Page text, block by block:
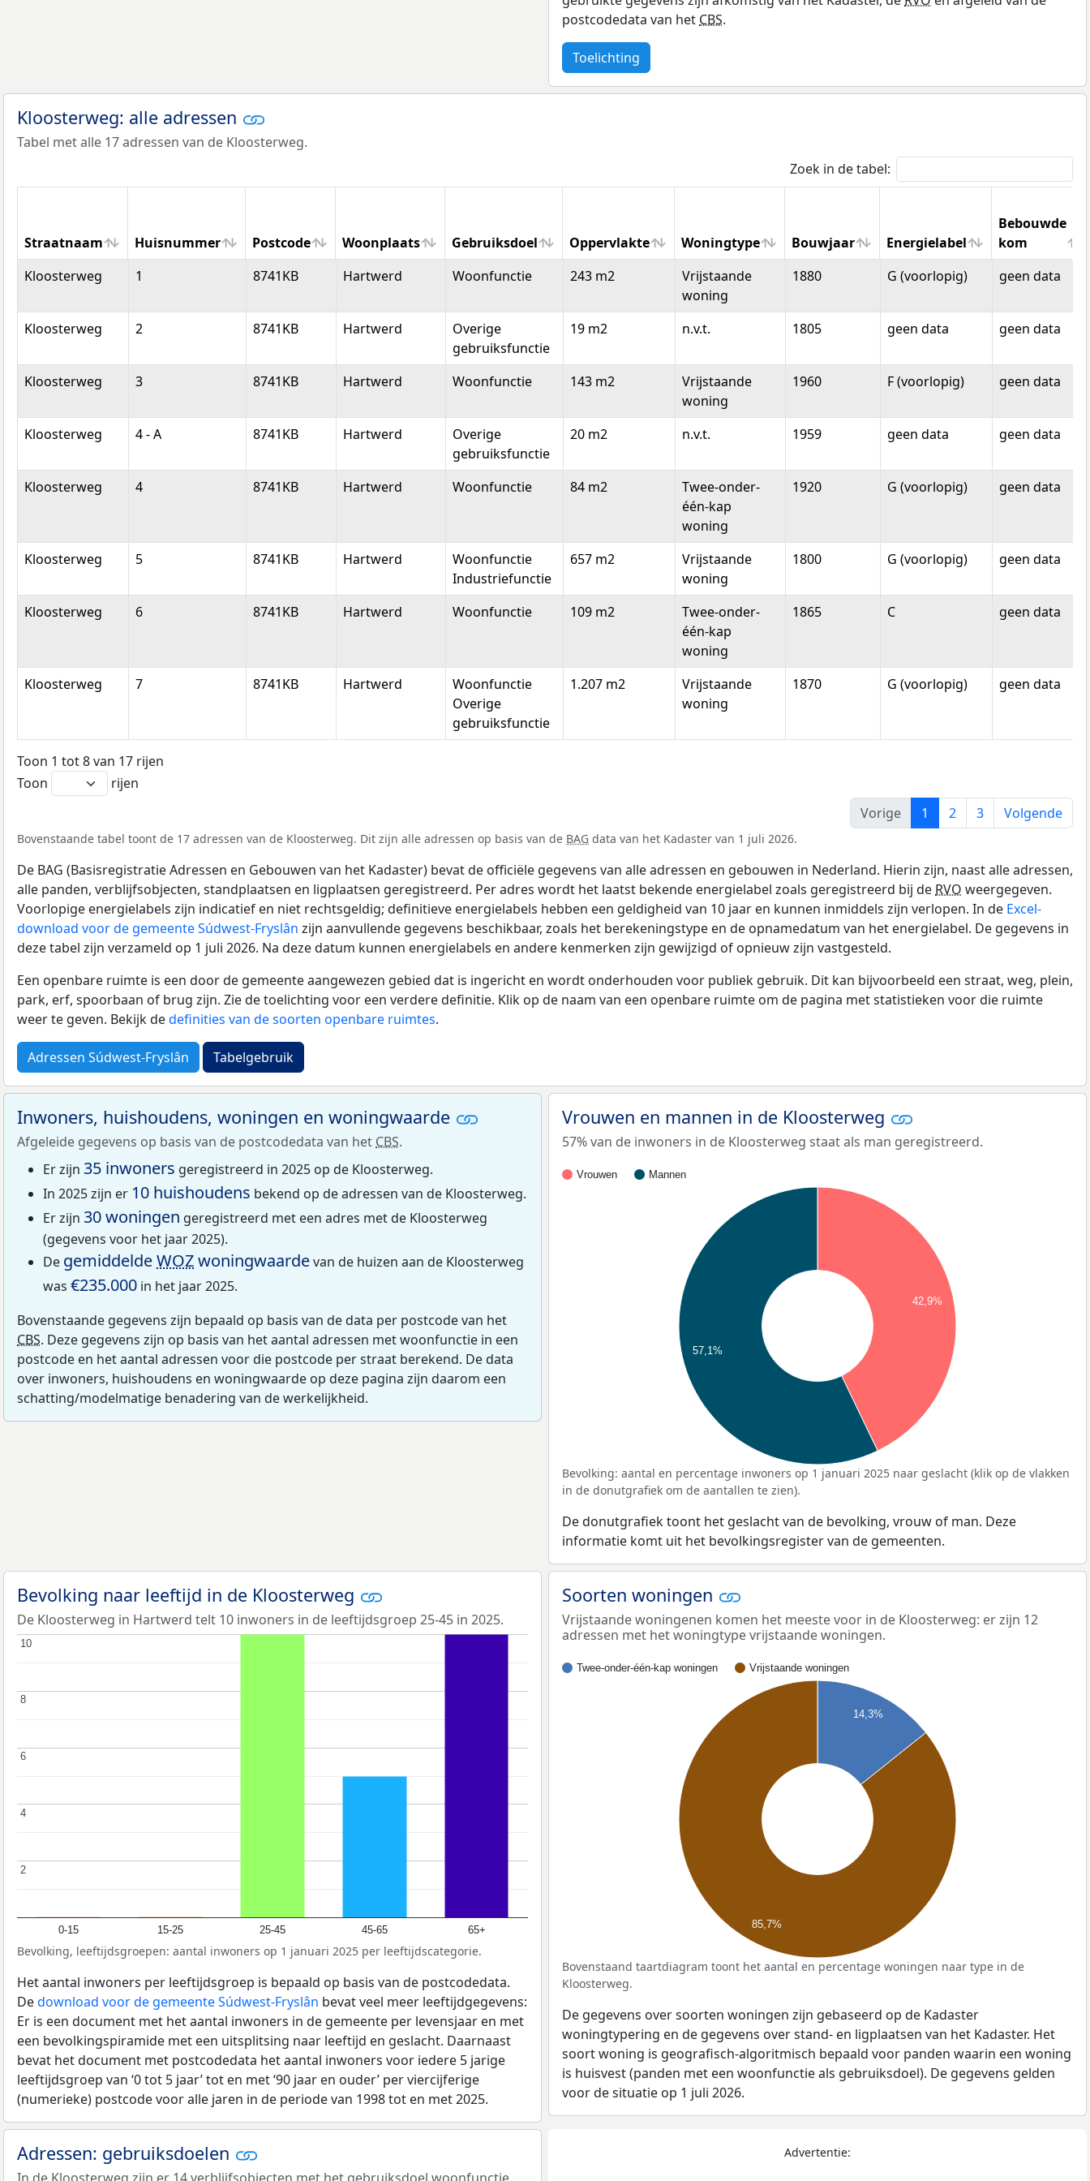
postcodedata van het CBS.
Toelichting
Kloosterweg: alle adressen
Tabel met alle 17 adressen van de Kloosterweg.
Zoek in de tabel:
Straatnaam Huisnummer Postcode Woonplaats Gebruiksdoel Oppervlakte Woningtype Bouwjaar Energielabel
Bebouwde
kom
Straatnaam
Huisnummer Postcode Woonplaats Gebruiksdoel Oppervlakte Woningtype Bouwjaar Energielabel
Bebouwde
kom
Kloosterweg 1 8741KB Hartwerd Woonfunctie 243 m2
Vrijstaande
woning
1880 G (voorlopig) geen data
Kloosterweg 2 8741KB Hartwerd
Overige
gebruiksfunctie
19 m2 n.v.t. 1805 geen data geen data
Kloosterweg 3 8741KB Hartwerd Woonfunctie 143 m2
Vrijstaande
woning
1960 F (voorlopig) geen data
Kloosterweg 4 - A 8741KB Hartwerd
Overige
gebruiksfunctie
20 m2 n.v.t. 1959 geen data geen data
Kloosterweg 4 8741KB Hartwerd Woonfunctie 84 m2
Twee-onder-
één-kap
woning
1920 G (voorlopig) geen data
Kloosterweg 5 8741KB Hartwerd
Woonfunctie
Industriefunctie
657 m2
Vrijstaande
woning
1800 G (voorlopig) geen data
Kloosterweg 6 8741KB Hartwerd Woonfunctie 109 m2
Twee-onder-
één-kap
woning
1865 C geen data
Kloosterweg 7 8741KB Hartwerd
Woonfunctie
Overige
gebruiksfunctie
1.207 m2
Vrijstaande
woning
1870 G (voorlopig) geen data
Toon 1 tot 8 van 17 rijen
Toon
rijen
Vorige
1 2 3 Volgende
Bovenstaande tabel toont de 17 adressen van de Kloosterweg. Dit zijn alle adressen op basis van de BAG data van het Kadaster van 1 juli 2026.
De BAG (Basisregistratie Adressen en Gebouwen van het Kadaster) bevat de officiële gegevens van alle adressen en gebouwen in Nederland. Hierin zijn, naast alle adressen,
alle panden, verblijfsobjecten, standplaatsen en ligplaatsen geregistreerd. Per adres wordt het laatst bekende energielabel zoals geregistreerd bij de RVO weergegeven.
Voorlopige energielabels zijn indicatief en niet rechtsgeldig; definitieve energielabels hebben een geldigheid van 10 jaar en kunnen inmiddels zijn verlopen. In de Excel-
download voor de gemeente Súdwest-Fryslân zijn aanvullende gegevens beschikbaar, zoals het berekeningstype en de opnamedatum van het energielabel. De gegevens in
deze tabel zijn verzameld op 1 juli 2026. Na deze datum kunnen energielabels en andere kenmerken zijn gewijzigd of opnieuw zijn vastgesteld.
Een openbare ruimte is een door de gemeente aangewezen gebied dat is ingericht en wordt onderhouden voor publiek gebruik. Dit kan bijvoorbeeld een straat, weg, plein,
park, erf, spoorbaan of brug zijn. Zie de toelichting voor een verdere definitie. Klik op de naam van een openbare ruimte om de pagina met statistieken voor die ruimte
weer te geven. Bekijk dedefinities van de soorten openbare ruimtes.
Adressen Súdwest-Fryslân Tabelgebruik
Inwoners, huishoudens, woningen en woningwaarde
Afgeleide gegevens op basis van de postcodedata van het CBS.
Er zijn 35 inwoners geregistreerd in 2025 op de Kloosterweg.
In 2025 zijn er 10 huishoudens bekend op de adressen van de Kloosterweg.
Er zijn 30 woningen geregistreerd met een adres met de Kloosterweg
(gegevens voor het jaar 2025).
De gemiddeldeWOZwoningwaardevan de huizen aan de Kloosterweg
was €235.000 in het jaar 2025.
Bovenstaande gegevens zijn bepaald op basis van de data per postcode van het
CBS. Deze gegevens zijn op basis van het aantal adressen met woonfunctie in een
postcode en het aantal adressen voor die postcode per straat berekend. De data
over inwoners, huishoudens en woningwaarde op deze pagina zijn daarom een
schatting/modelmatige benadering van de werkelijkheid.
Vrouwen en mannen in de Kloosterweg
57% van de inwoners in de Kloosterweg staat als man geregistreerd.
Vrouwen Mannen
42,9%
57,1%
Bevolking: aantal en percentage inwoners op 1 januari 2025 naar geslacht (klik op de vlakken
in de donutgrafiek om de aantallen te zien).
De donutgrafiek toont het geslacht van de bevolking, vrouw of man. Deze
informatie komt uit het bevolkingsregister van de gemeenten.
Bevolking naar leeftijd in de Kloosterweg
De Kloosterweg in Hartwerd telt 10 inwoners in de leeftijdsgroep 25-45 in 2025.
0-15 15-25 25-45 45-65 65+
2
2
4
4
6
6
8
8
10
10
Bevolking, leeftijdsgroepen: aantal inwoners op 1 januari 2025 per leeftijdscategorie.
Het aantal inwoners per leeftijdsgroep is bepaald op basis van de postcodedata.
Dedownload voor de gemeente Súdwest-Fryslân bevat veel meer leeftijdgegevens:
Er is een document met het aantal inwoners in de gemeente per levensjaar en met
een bevolkingspiramide met een uitsplitsing naar leeftijd en geslacht. Daarnaast
bevat het document met postcodedata het aantal inwoners voor iedere 5 jarige
leeftijdsgroep van ‘0 tot 5 jaar’ tot en met ‘90 jaar en ouder’ per viercijferige
(numerieke) postcode voor alle jaren in de periode van 1998 tot en met 2025.
Soorten woningen
Vrijstaande woningenen komen het meeste voor in de Kloosterweg: er zijn 12
adressen met het woningtype vrijstaande woningen.
Twee-onder-één-kap woningen Vrijstaande woningen
14,3%
85,7%
Bovenstaand taartdiagram toont het aantal en percentage woningen naar type in de
Kloosterweg.
De gegevens over soorten woningen zijn gebaseerd op de Kadaster
woningtypering en de gegevens over stand- en ligplaatsen van het Kadaster. Het
soort woning is geografisch-algoritmisch bepaald voor panden waarin een woning
is huisvest (panden met een woonfunctie als gebruiksdoel). De gegevens gelden
voor de situatie op 1 juli 2026.
Adressen: gebruiksdoelen Advertentie: